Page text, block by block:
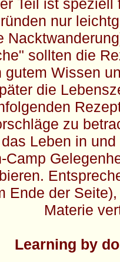
Teil ist
nur
sollten die
gutem Wissen
die
zu
Leben in
Camp
Ende der
Materie
Learning by